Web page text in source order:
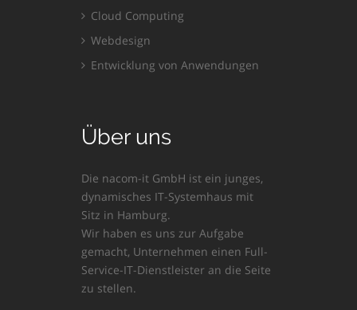
Cloud Computing
Webdesign
Entwicklung von Anwendungen
Über uns
Die nacom-it GmbH ist ein junges,
dynamisches IT-Systemhaus mit
Sitz in Hamburg.
Wir haben es uns zur Aufgabe
gemacht, Unternehmen einen Full-
Service-IT-Dienstleister an die Seite
zu stellen.